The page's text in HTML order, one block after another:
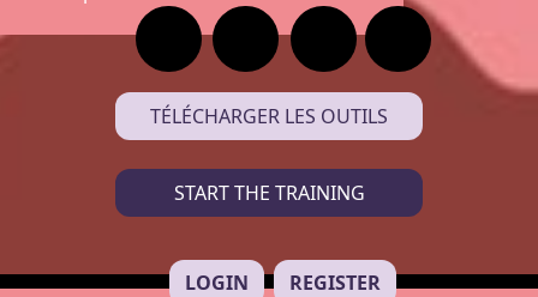
TÉLÉCHARGER LES OUTILS
START THE TRAINING
REGISTER
LOGIN